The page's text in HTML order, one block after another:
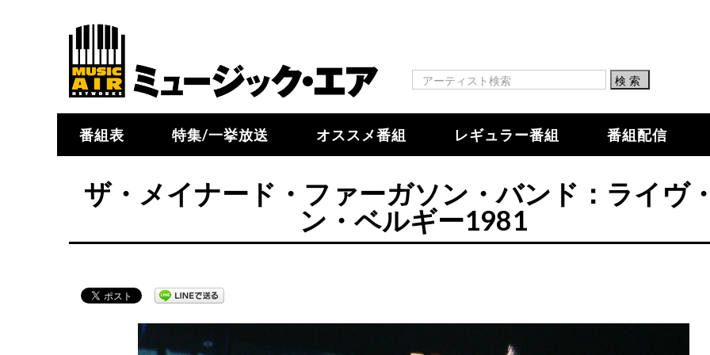
番組表 特集/一挙放送 オススメ番組 レギュラー番組 番組配信
ザ・メイナード・ファーガソン・バンド：ライヴ
ン・ベルギー1981